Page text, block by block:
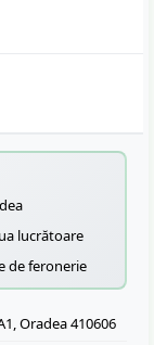
lucrătoare
de feronerie
Oradea 410606